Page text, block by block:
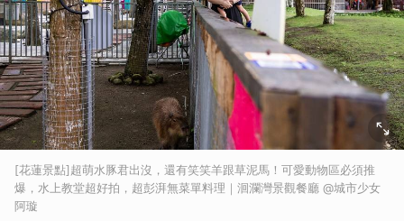
[花蓮景點]超萌水豚君出沒，還有笑笑羊跟草泥馬！可愛動物區必須推
爆，水上教堂超好拍，超彭湃無菜單料理｜洄瀾灣景觀餐廳 @城市少女
阿璇